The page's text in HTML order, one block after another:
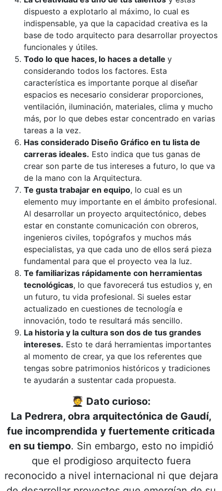
dispuesto a explotarlo al máximo, lo cual es
indispensable, ya que la capacidad creativa es la
base de todo arquitecto para desarrollar proyectos
funcionales y útiles.
Todo lo que haces, lo haces a detalle y
considerando todos los factores. Esta
característica es importante porque al diseñar
espacios es necesario considerar proporciones,
ventilación, iluminación, materiales, clima y mucho
más, por lo que debes estar concentrado en varias
tareas a la vez.
Has considerado Diseño Gráfico en tu lista de
carreras ideales. Esto indica que tus ganas de
crear son parte de tus intereses a futuro, lo que va
de la mano con la Arquitectura.
Te gusta trabajar en equipo, lo cual es un
elemento muy importante en el ámbito profesional.
Al desarrollar un proyecto arquitectónico, debes
estar en constante comunicación con obreros,
ingenieros civiles, topógrafos y muchos más
especialistas, ya que cada uno de ellos será pieza
fundamental para que el proyecto vea la luz.
Te familiarizas rápidamente con herramientas
tecnológicas, lo que favorecerá tus estudios y, en
un futuro, tu vida profesional. Si sueles estar
actualizado en cuestiones de tecnología e
innovación, todo te resultará más sencillo.
La historia y la cultura son dos de tus grandes
intereses. Esto te dará herramientas importantes
al momento de crear, ya que los referentes que
tengas sobre patrimonios históricos y tradiciones
te ayudarán a sustentar cada propuesta.
🧑 Dato curioso:
La Pedrera, obra arquitectónica de Gaudí,
fue incomprendida y fuertemente criticada
en su tiempo. Sin embargo, esto no impidió
que el prodigioso arquitecto fuera
reconocido a nivel internacional ni que dejara